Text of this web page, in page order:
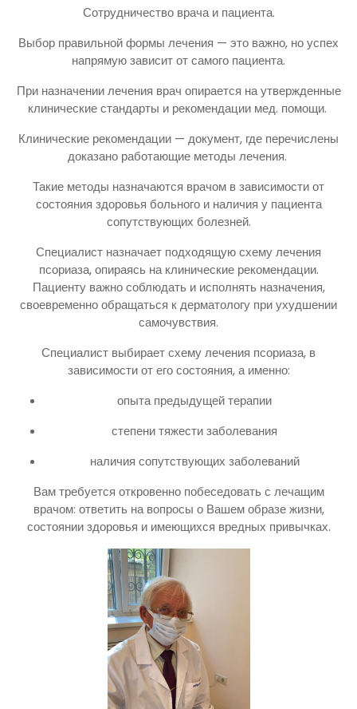
Сотрудничество врача и пациента.
Выбор правильной формы лечения — это важно, но успех
напрямую зависит от самого пациента.
При назначении лечения врач опирается на утвержденные
клинические стандарты и рекомендации мед. помощи.
Клинические рекомендации — документ, где перечислены
доказано работающие методы лечения.
Такие методы назначаются врачом в зависимости от
состояния здоровья больного и наличия у пациента
сопутствующих болезней.
Специалист назначает подходящую схему лечения
псориаза, опираясь на клинические рекомендации.
Пациенту важно соблюдать и исполнять назначения,
своевременно обращаться к дерматологу при ухудшении
самочувствия.
Специалист выбирает схему лечения псориаза, в
зависимости от его состояния, а именно:
опыта предыдущей терапии
степени тяжести заболевания
наличия сопутствующих заболеваний
Вам требуется откровенно побеседовать с лечащим
врачом: ответить на вопросы о Вашем образе жизни,
состоянии здоровья и имеющихся вредных привычках.